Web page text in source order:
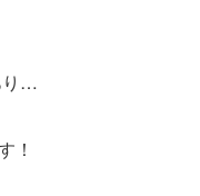
り…
！